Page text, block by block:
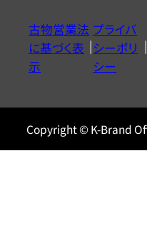
ヤ
ル
古物営業法
に基づく表
示
プライバ
シーポリ
シー
Copyright © K-Brand